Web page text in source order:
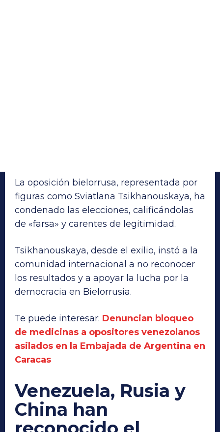
La oposición bielorrusa, representada por
figuras como Sviatlana Tsikhanouskaya, ha
condenado las elecciones, calificándolas
de «farsa» y carentes de legitimidad.
Tsikhanouskaya, desde el exilio, instó a la
comunidad internacional a no reconocer
los resultados y a apoyar la lucha por la
democracia en Bielorrusia.
Te puede interesar: Denuncian bloqueo
de medicinas a opositores venezolanos
asilados en la Embajada de Argentina en
Caracas
Venezuela, Rusia y
China han